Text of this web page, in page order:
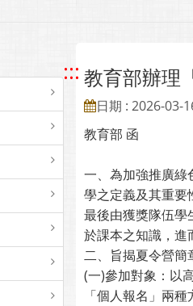
::: 教育部辦理
日期 : 2026-03-
教育部 函
一、為加強推廣綠
學之定義及其重要
最後由獲獎隊伍學
於課本之知識，進
二、旨揭夏令營簡
(一)參加對象：以
「個人報名」兩種